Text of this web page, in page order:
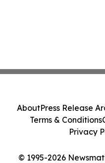
© 1995-2026
AboutPress Release
Terms & Conditions
Privacy